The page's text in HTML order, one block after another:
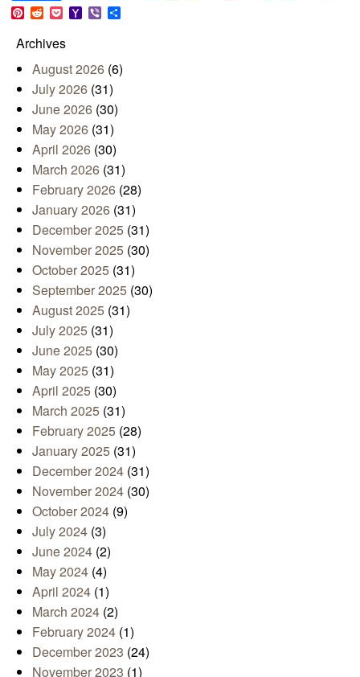
Link
Pinterest
RedditPocketYahoo
Mail
Viber
Archives
August 2026 (6)
July 2026 (31)
June 2026 (30)
May 2026 (31)
April 2026 (30)
March 2026 (31)
February 2026 (28)
January 2026 (31)
December 2025 (31)
November 2025 (30)
October 2025 (31)
September 2025 (30)
August 2025 (31)
July 2025 (31)
June 2025 (30)
May 2025 (31)
April 2025 (30)
March 2025 (31)
February 2025 (28)
January 2025 (31)
December 2024 (31)
November 2024 (30)
October 2024 (9)
July 2024 (3)
June 2024 (2)
May 2024 (4)
April 2024 (1)
March 2024 (2)
February 2024 (1)
December 2023 (24)
November 2023 (1)